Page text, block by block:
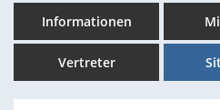
Informationen
Vertreter